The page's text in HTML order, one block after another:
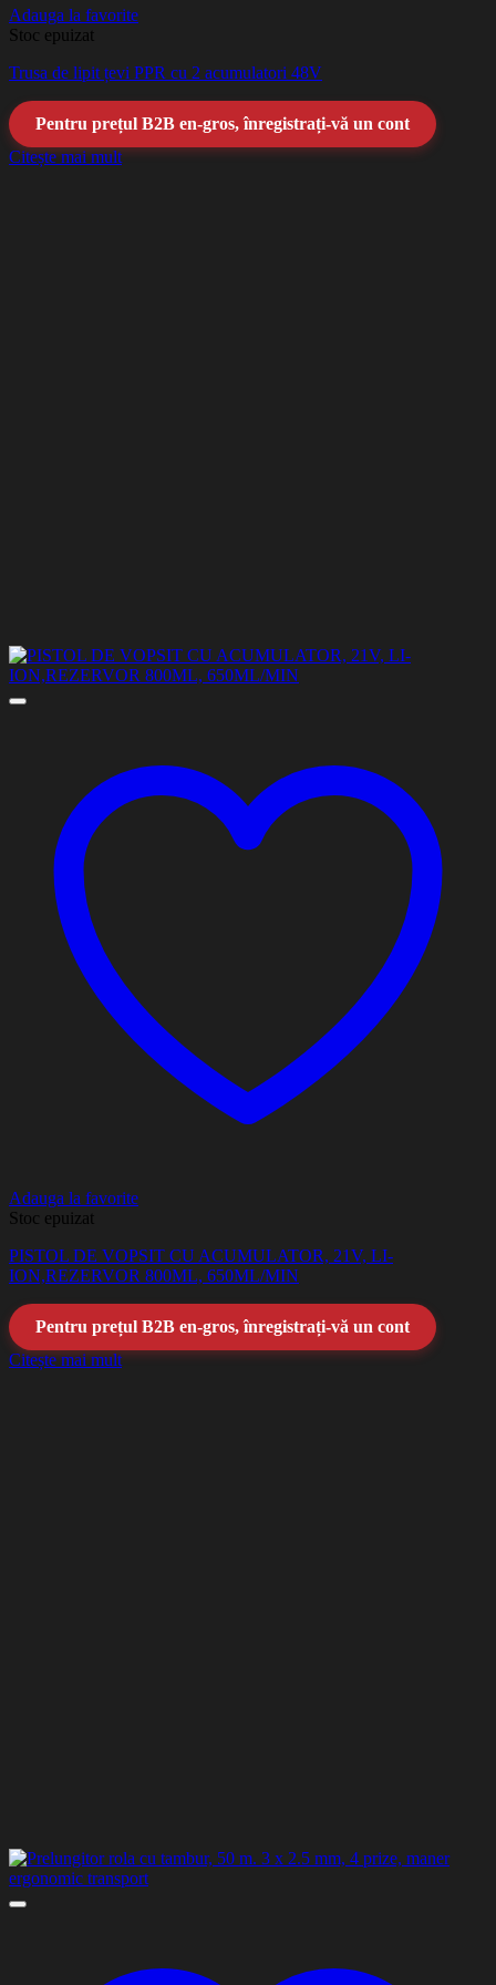
Adauga la favorite
Stoc epuizat
Trusa de lipit țevi PPR cu 2 acumulatori 48V
Pentru prețul B2B en-gros, înregistrați-vă un cont
Citește mai mult
Adauga la favorite
Stoc epuizat
PISTOL DE VOPSIT CU ACUMULATOR, 21V, LI-
ION,REZERVOR 800ML, 650ML/MIN
Pentru prețul B2B en-gros, înregistrați-vă un cont
Citește mai mult